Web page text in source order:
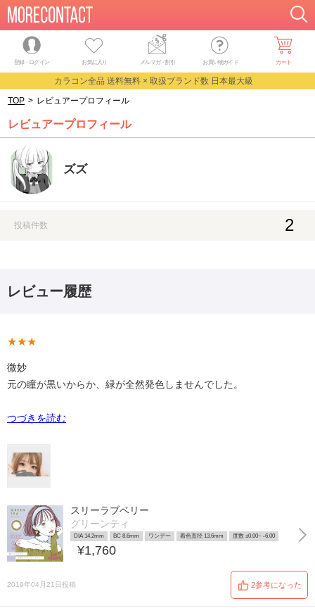
登録・ログイン お気に入り メルマガ・割引 お買い物ガイド カート
カラコン全品 送料無料 × 取扱ブランド数 日本最大級
TOP > レビュアープロフィール
レビュアープロフィール
ズズ
投稿件数 2
レビュー履歴
★★★
微妙
元の瞳が黒いからか、緑が全然発色しませんでした。
つづきを読む
スリーラブベリー
グリーンティ
DIA 14.2mm BC 8.6mm ワンデー 着色直径 13.6mm 度数 ±0.00~ -6.00
¥1,760
2019年04月21日投稿 2参考になった